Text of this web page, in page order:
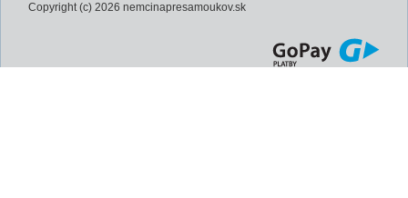
Copyright (c) 2026 nemcinapresamoukov.sk